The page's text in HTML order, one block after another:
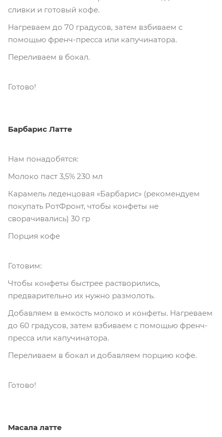
сливки и готовый кофе.
Нагреваем до 70 градусов, затем взбиваем с
помощью френч-пресса или капучинатора.
Переливаем в бокал.
Готово!
Барбарис Латте
Нам понадобятся:
Молоко паст 3,5% 230 мл
Карамель леденцовая «Барбарис» (рекомендуем
покупать РотФронт, чтобы конфеты не
сворачивались) 30 гр
Порция кофе
Готовим:
Чтобы конфеты быстрее растворились,
предварительно их нужно размолоть.
Добавляем в емкость молоко и конфеты. Нагреваем
до 60 градусов, затем взбиваем с помощью френч-
пресса или капучинатора.
Переливаем в бокал и добавляем порцию кофе.
Готово!
Масала латте